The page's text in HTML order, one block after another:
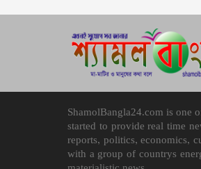
ShamolBangla24.com is one
started to provide real time
reports, politics, economics,
with a group of countrys